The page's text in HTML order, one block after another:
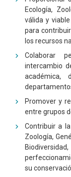
Ecología,
válida y
para
los recursos
Colaborar
intercambio
académica,
Promover y
entre grupos
Contribuir a
Zoología,
su